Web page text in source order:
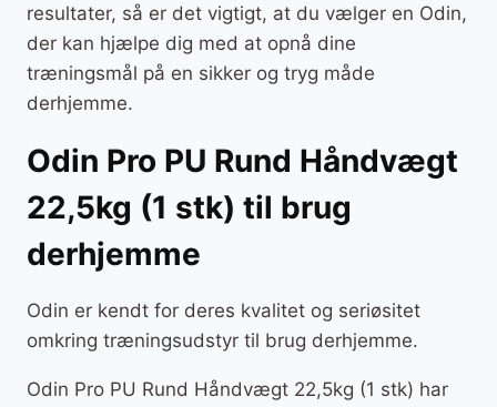
resultater, så er det vigtigt, at du vælger en Odin,
der kan hjælpe dig med at opnå dine
træningsmål på en sikker og tryg måde
derhjemme.
Odin Pro PU Rund Håndvægt
22,5kg (1 stk) til brug
derhjemme
Odin er kendt for deres kvalitet og seriøsitet
omkring træningsudstyr til brug derhjemme.
Odin Pro PU Rund Håndvægt 22,5kg (1 stk) har